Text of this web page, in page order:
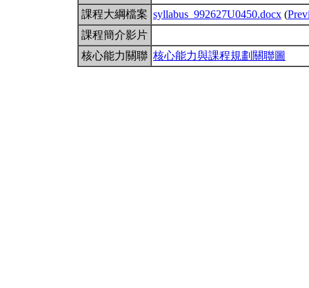
課程大綱檔案 syllabus_992627U0450.docx (
課程簡介影片
核心能力關聯 核心能力與課程規劃關聯圖